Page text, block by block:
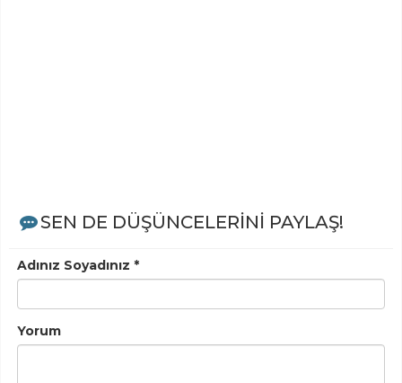
SEN DE DÜŞÜNCELERİNİ PAYLAŞ!
Adınız Soyadınız *
Yorum